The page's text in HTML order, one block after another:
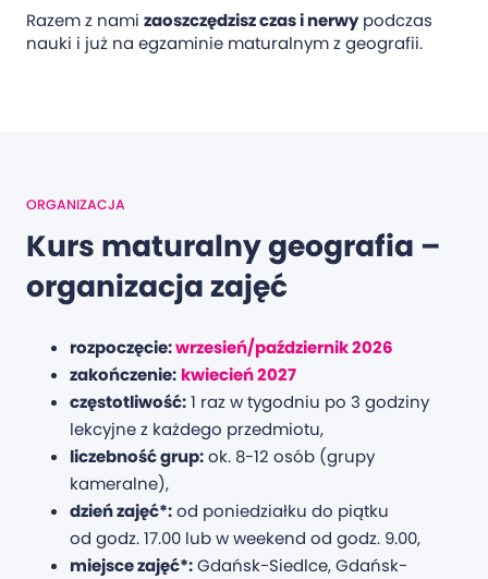
Razem z nami zaoszczędzisz czas i nerwypodczas
nauki i już na egzaminie maturalnym z geografii.
ORGANIZACJA
Kurs maturalny geografia –
organizacja zajęć
rozpoczęcie:wrzesień/październik 2026
zakończenie: kwiecień 2027
częstotliwość:1 raz w tygodniu po 3 godziny
lekcyjne z każdego przedmiotu,
liczebność grup:ok. 8-12 osób (grupy
kameralne),
dzień zajęć*:od poniedziałku do piątku
od godz. 17.00 lub w weekend od godz. 9.00,
miejsce zajęć*:Gdańsk-Siedlce, Gdańsk-